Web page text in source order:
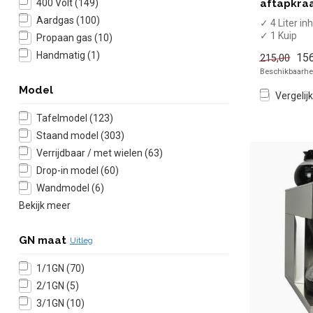
400 Volt(149)
Aardgas (100)
Propaan gas (10)
Handmatig (1)
Model
Tafelmodel (123)
Staand model (303)
Verrijdbaar / met wielen (63)
Drop-in model (60)
Wandmodel (6)
Bekijk meer
GN maat Uitleg
1/1GN (70)
2/1GN (5)
3/1GN (10)
✓ 4 Liter
✓ 1 Kuip
✓
✓ 2 kW,
215,00
Vergelijk